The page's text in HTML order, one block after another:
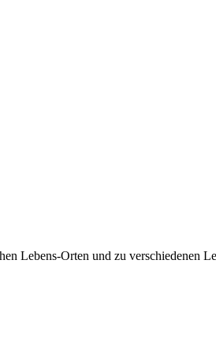
Lebens-Orten und zu verschiedenen